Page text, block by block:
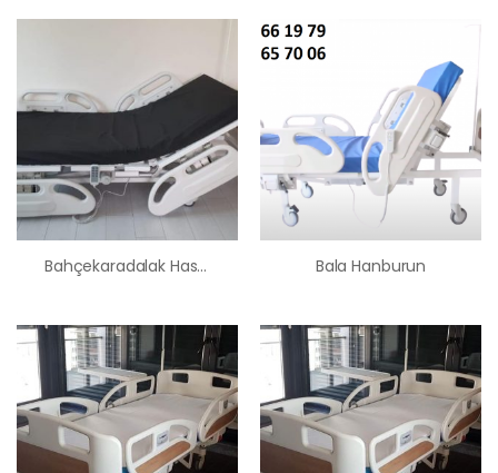
Bahçekaradalak Hasta Karyolası Satış Kiralama Fiyatı Bala Hanburun